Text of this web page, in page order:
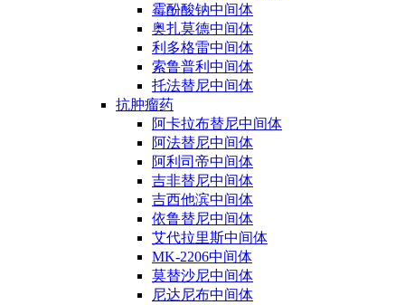
霉酚酸钠中间体
奥扎莫德中间体
利多格雷中间体
索鲁普利中间体
托法替尼中间体
抗肿瘤药
阿卡拉布替尼中间体
阿法替尼中间体
阿利司帝中间体
吉非替尼中间体
吉西他滨中间体
依鲁替尼中间体
艾代拉里斯中间体
MK-2206中间体
莫替沙尼中间体
尼达尼布中间体